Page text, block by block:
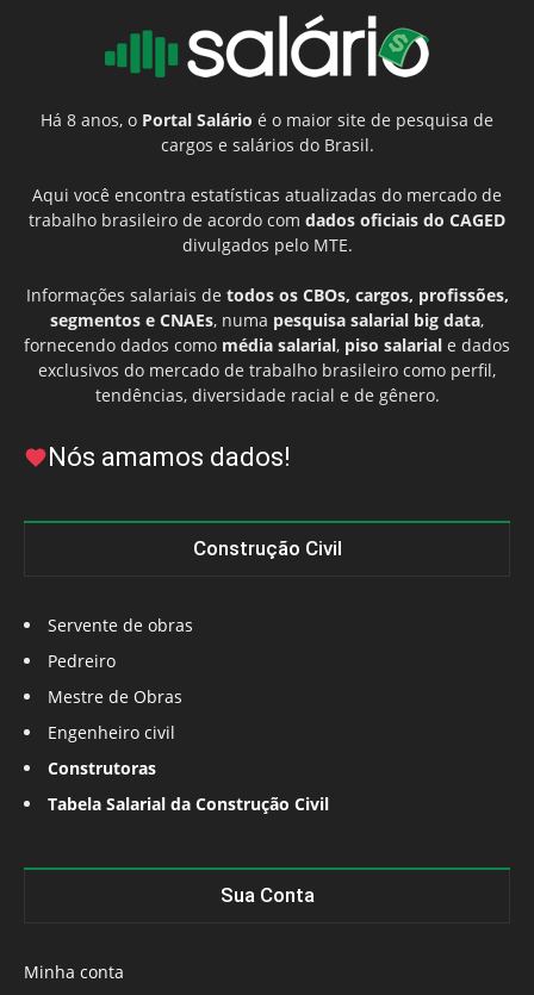
Há 8 anos, o Portal Salário é o maior site de pesquisa de
cargos e salários do Brasil.
Aqui você encontra estatísticas atualizadas do mercado de
trabalho brasileiro de acordo com dados oficiais do CAGED
divulgados pelo MTE.
Informações salariais de todos os CBOs, cargos, profissões,
segmentos e CNAEs, numa pesquisa salarial big data,
fornecendo dados como média salarial, piso salarial e dados
exclusivos do mercado de trabalho brasileiro como perfil,
tendências, diversidade racial e de gênero.
Nós amamos dados!
Construção Civil
Servente de obras
Pedreiro
Mestre de Obras
Engenheiro civil
Construtoras
Tabela Salarial da Construção Civil
Sua Conta
Minha conta